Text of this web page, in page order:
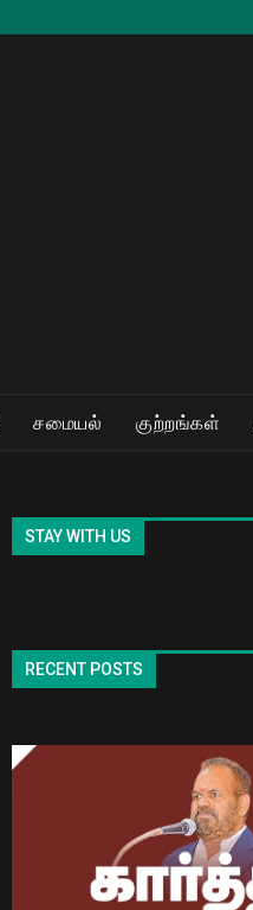
சமையல் குற்றங்கள்
STAY WITH US
RECENT POSTS